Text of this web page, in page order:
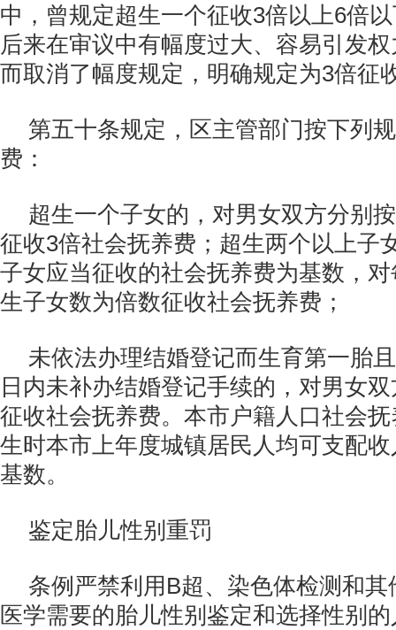
中，曾规定超生一个征收3倍以上6倍
后来在审议中有幅度过大、容易引发
而取消了幅度规定，明确规定为3倍征
第五十条规定，区主管部门按下列
费：
超生一个子女的，对男女双方分别
征收3倍社会抚养费；超生两个以上子
子女应当征收的社会抚养费为基数，
生子女数为倍数征收社会抚养费；
未依法办理结婚登记而生育第一胎
日内未补办结婚登记手续的，对男女
征收社会抚养费。本市户籍人口社会
生时本市上年度城镇居民人均可支配
基数。
鉴定胎儿性别重罚
条例严禁利用B超、染色体检测和
医学需要的胎儿性别鉴定和选择性别